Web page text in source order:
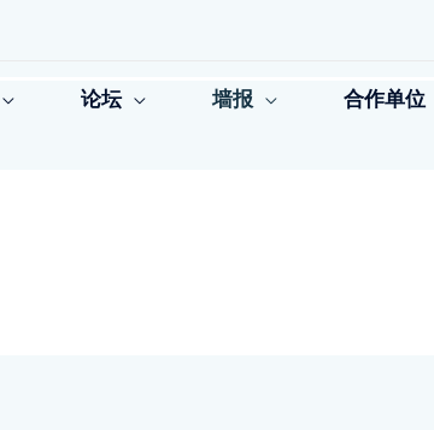
论坛 墙报 合作单位